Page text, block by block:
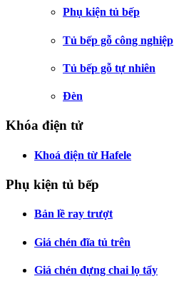
Phụ kiện tủ bếp
Tủ bếp gỗ công nghiệp
Tủ bếp gỗ tự nhiên
Đèn
Khóa điện tử
Khoá điện từ Hafele
Phụ kiện tủ bếp
Bản lề ray trượt
Giá chén đĩa tủ trên
Giá chén đựng chai lọ tẩy